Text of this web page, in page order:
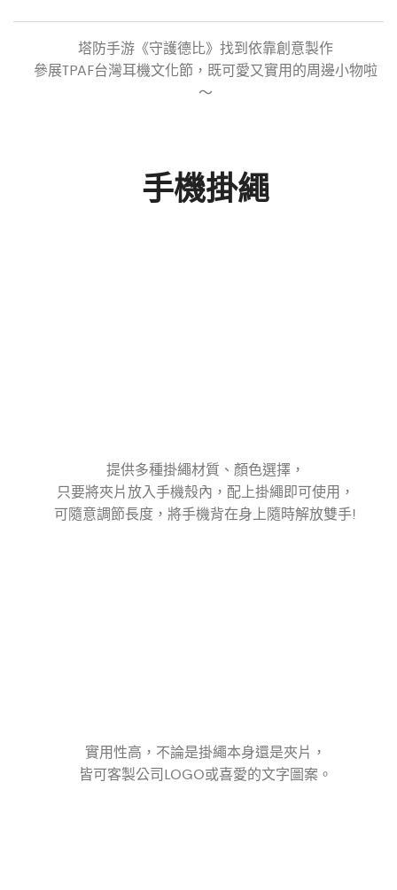
塔防手游《守護德比》找到依靠創意製作
參展TPAF台灣耳機文化節，既可愛又實用的周邊小物啦
～
手機掛繩
提供多種掛繩材質、顏色選擇，
只要將夾片放入手機殼內，配上掛繩即可使用，
可隨意調節長度，將手機背在身上隨時解放雙手!
實用性高，不論是掛繩本身還是夾片，
皆可客製公司LOGO或喜愛的文字圖案。